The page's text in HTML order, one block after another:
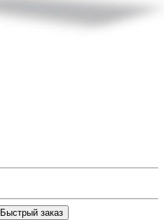
Быстрый заказ